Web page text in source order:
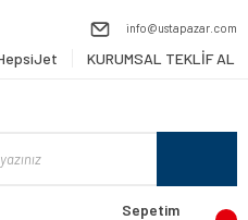
info@ustapazar.com
KURUMSAL TEKLİF AL
Sepetim